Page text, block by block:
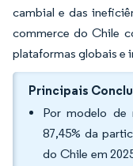
cambial e das
commerce do Chile
plataformas globais e
Principais
Por modelo de
87,45% da
do Chile em